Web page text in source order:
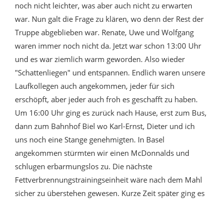
noch nicht leichter, was aber auch nicht zu erwarten
war. Nun galt die Frage zu klären, wo denn der Rest der
Truppe abgeblieben war. Renate, Uwe und Wolfgang
waren immer noch nicht da. Jetzt war schon 13:00 Uhr
und es war ziemlich warm geworden. Also wieder
"Schattenliegen" und entspannen. Endlich waren unsere
Laufkollegen auch angekommen, jeder für sich
erschöpft, aber jeder auch froh es geschafft zu haben.
Um 16:00 Uhr ging es zurück nach Hause, erst zum Bus,
dann zum Bahnhof Biel wo Karl-Ernst, Dieter und ich
uns noch eine Stange genehmigten. In Basel
angekommen stürmten wir einen McDonnalds und
schlugen erbarmungslos zu. Die nächste
Fettverbrennungstrainingseinheit wäre nach dem Mahl
sicher zu überstehen gewesen. Kurze Zeit später ging es